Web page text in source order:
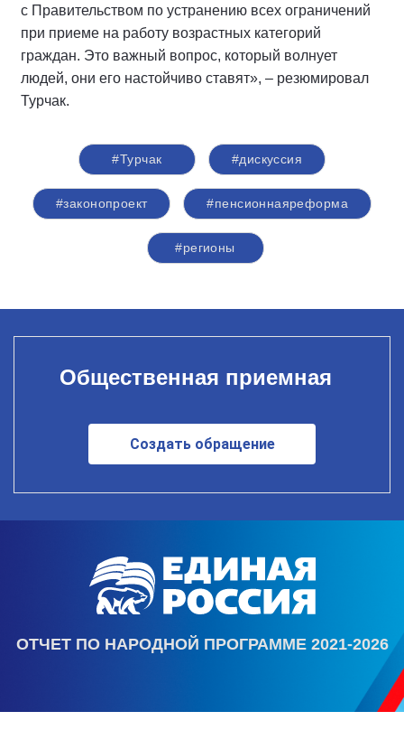
с Правительством по устранению всех ограничений
при приеме на работу возрастных категорий
граждан. Это важный вопрос, который волнует
людей, они его настойчиво ставят», – резюмировал
Турчак.
#Турчак #дискуссия
#законопроект #пенсионнаяреформа
#регионы
Общественная приемная
Создать обращение
ОТЧЕТ ПО НАРОДНОЙ ПРОГРАММЕ 2021-2026